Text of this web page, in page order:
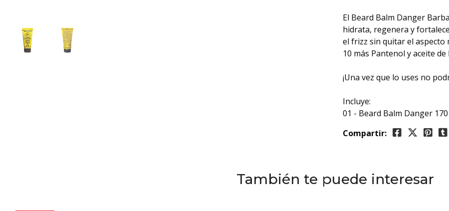
El Beard Balm Danger
hidrata, regenera y
el frizz sin quitar el aspecto
10 más Pantenol y aceite de
¡Una vez que lo uses no
Incluye:
01 - Beard Balm Danger
Compartir:
También te puede interesar